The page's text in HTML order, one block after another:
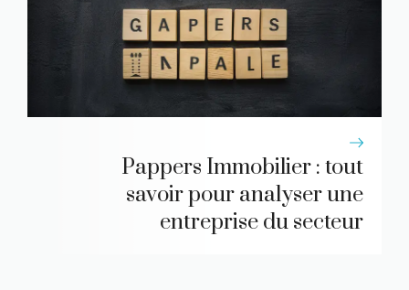
Pappers Immobilier : tout
savoir pour analyser une
entreprise du secteur